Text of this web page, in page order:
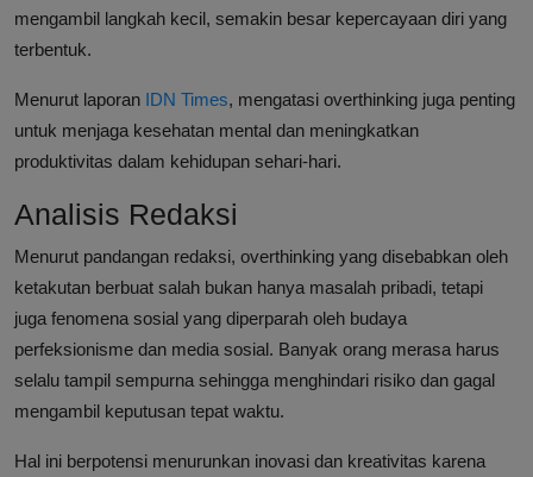
mengambil langkah kecil, semakin besar kepercayaan diri yang
terbentuk.
Menurut laporan IDN Times, mengatasi overthinking juga penting
untuk menjaga kesehatan mental dan meningkatkan
produktivitas dalam kehidupan sehari-hari.
Analisis Redaksi
Menurut pandangan redaksi, overthinking yang disebabkan oleh
ketakutan berbuat salah bukan hanya masalah pribadi, tetapi
juga fenomena sosial yang diperparah oleh budaya
perfeksionisme dan media sosial. Banyak orang merasa harus
selalu tampil sempurna sehingga menghindari risiko dan gagal
mengambil keputusan tepat waktu.
Hal ini berpotensi menurunkan inovasi dan kreativitas karena